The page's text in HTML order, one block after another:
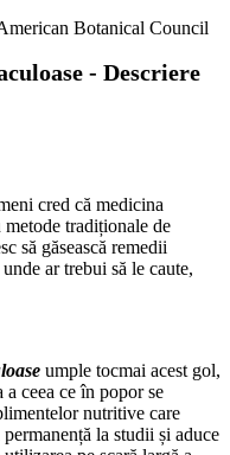
Botanical Council
- Descriere
cred că medicina
tradiționale de
să găsească remedii
ar trebui să le caute,
umple tocmai acest gol,
ceea ce în popor se
nutritive care
la studii și aduce